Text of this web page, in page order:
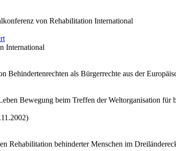
von Rehabilitation International
International
Behindertenrechten als Bürgerrechte aus der
Bewegung beim Treffen der Weltorganisation
Rehabilitation behinderter Menschen im